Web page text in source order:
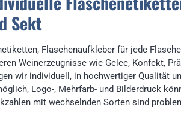
Sekt
Flaschenaufkleber für jede
Weinerzeugnisse wie Gelee, Konfekt,
wir individuell, in hochwertiger Qualität
Logo-, Mehrfarb- und Bilderdruck
mit wechselnden Sorten sind